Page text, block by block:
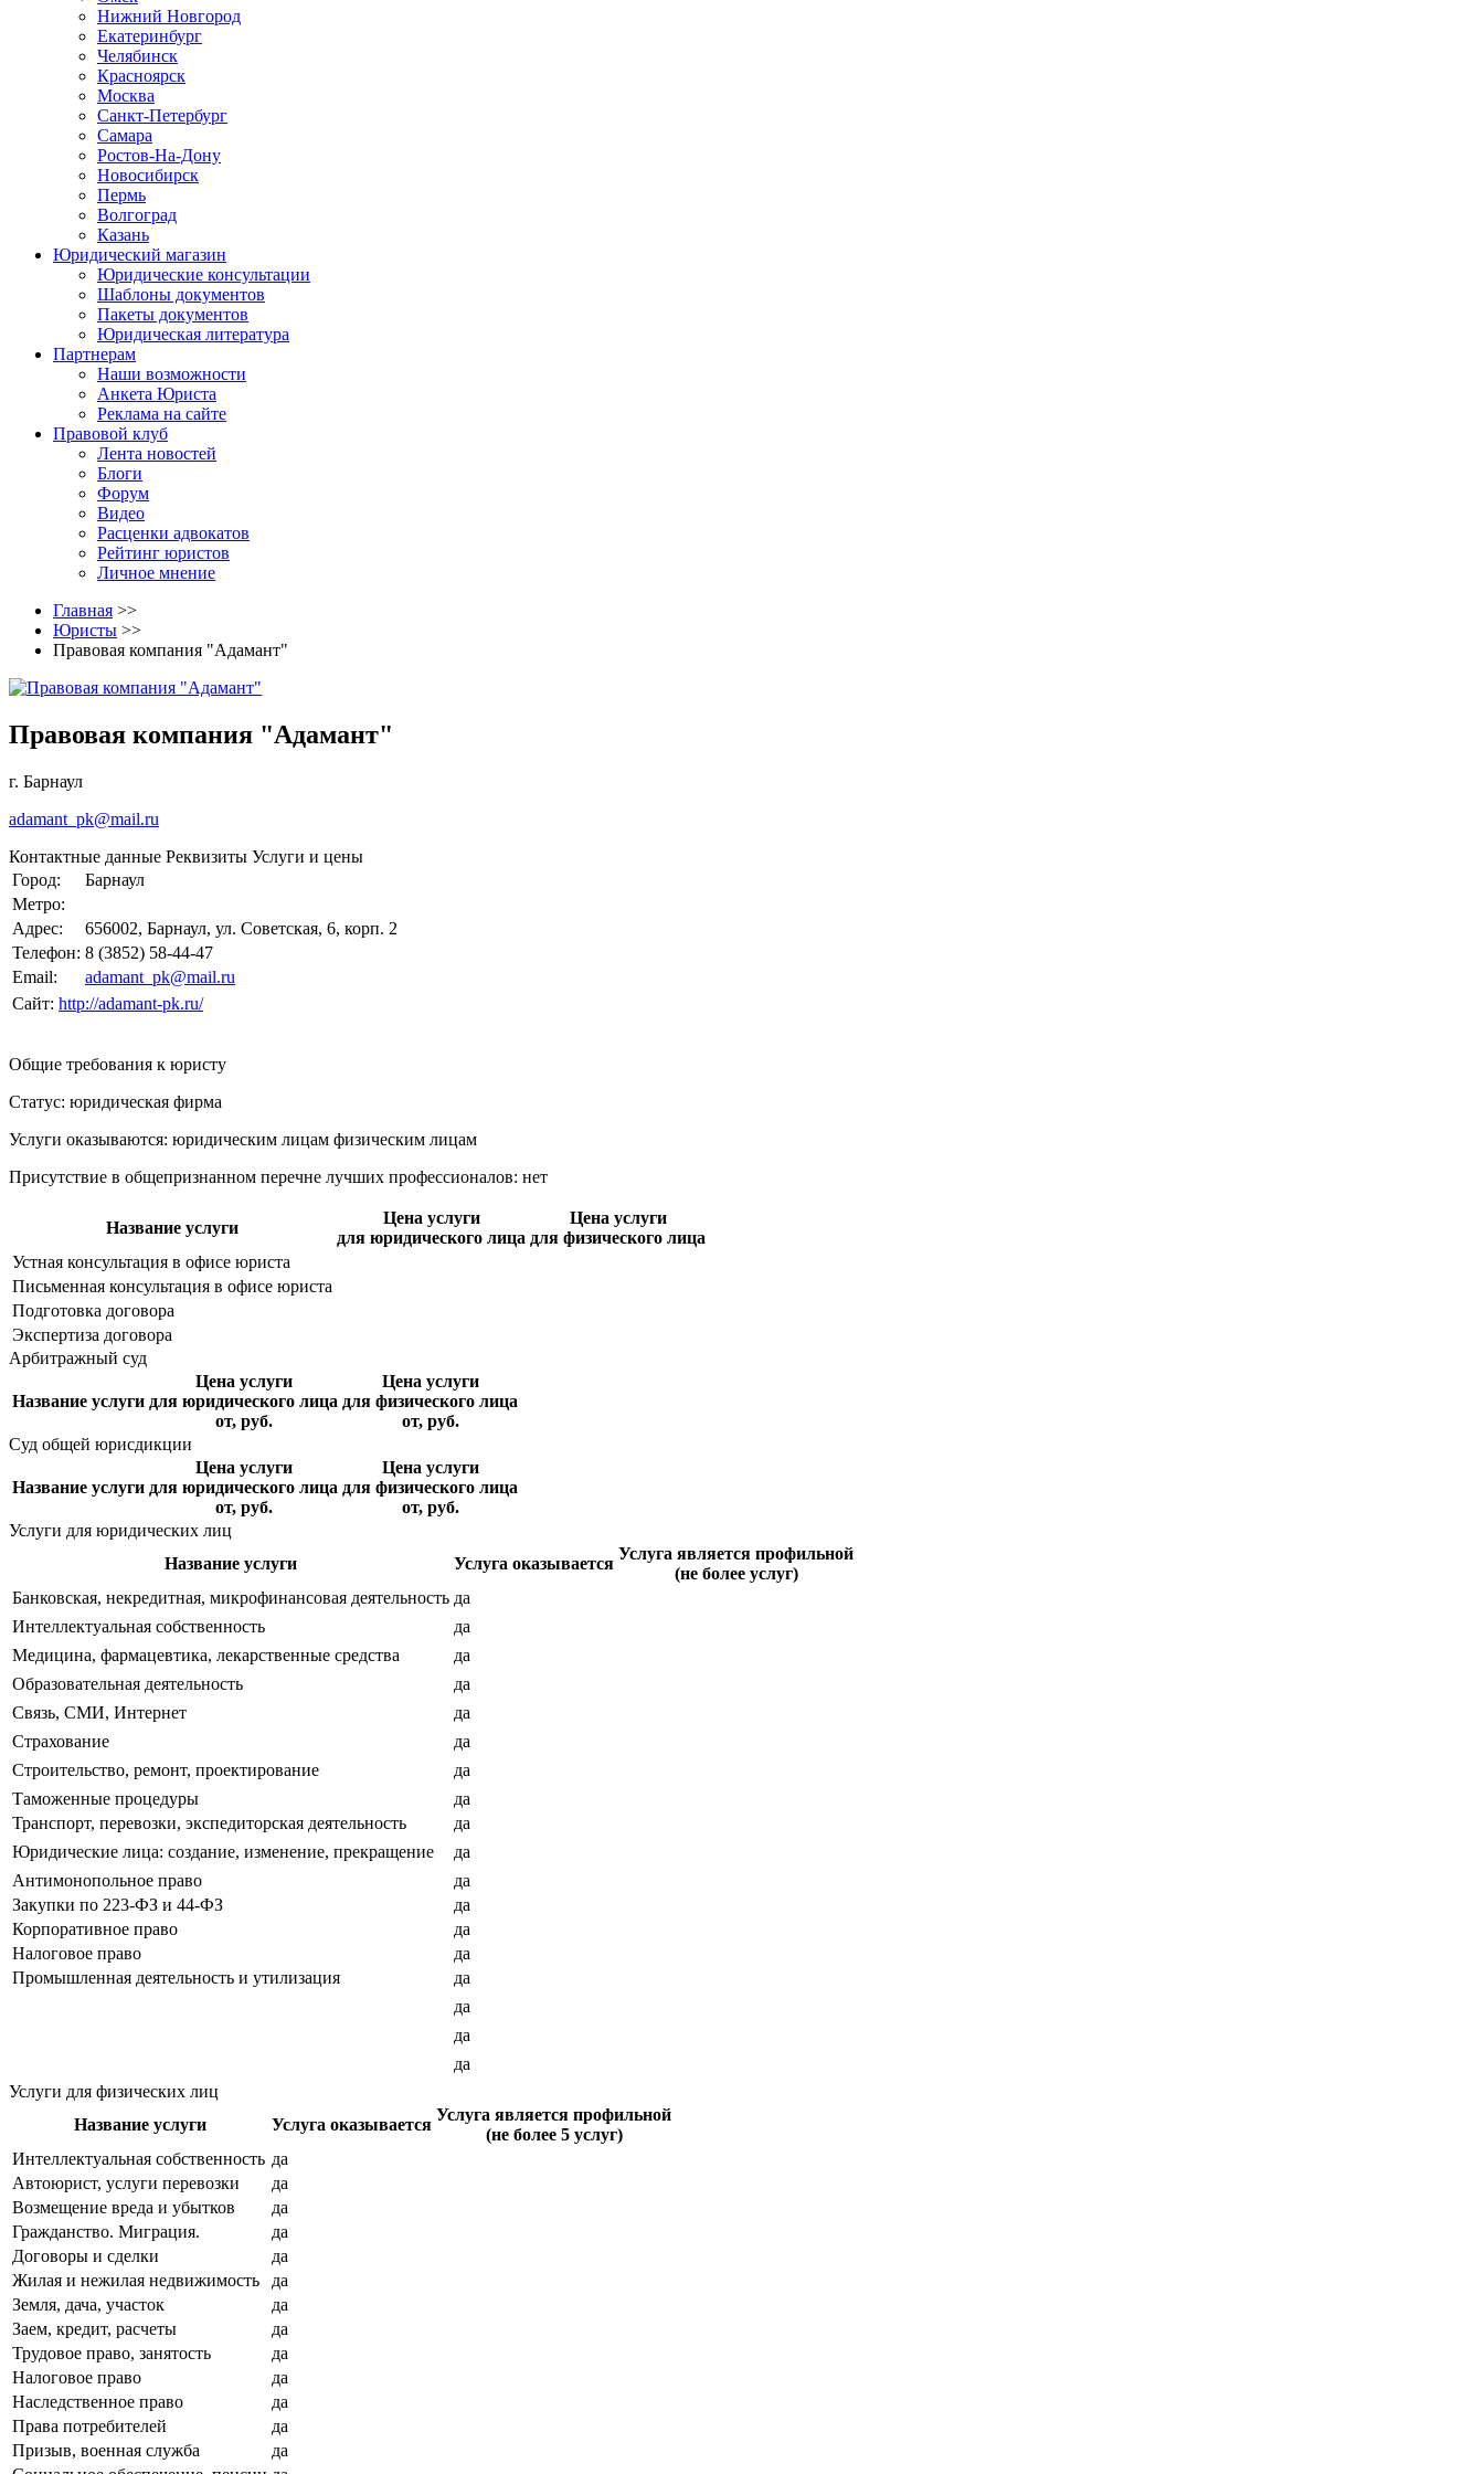
Нижний Новгород
Екатеринбург
Челябинск
Красноярск
Москва
Санкт-Петербург
Самара
Ростов-На-Дону
Новосибирск
Пермь
Волгоград
Казань
Юридический магазин
Юридические консультации
Шаблоны документов
Пакеты документов
Юридическая литература
Партнерам
Наши возможности
Анкета Юриста
Реклама на сайте
Правовой клуб
Лента новостей
Блоги
Форум
Видео
Расценки адвокатов
Рейтинг юристов
Личное мнение
Главная >>
Юристы >>
Правовая компания "Адамант"
Правовая компания "Адамант"
г. Барнаул
adamant_pk@mail.ru
Контактные данные Реквизиты Услуги и цены
Город:
Барнаул
Метро:
Адрес:
656002, Барнаул, ул. Советская, 6, корп. 2
Телефон: 8 (3852) 58-44-47
Email:
adamant_pk@mail.ru
Сайт: http://adamant-pk.ru/
Общие требования к юристу
Статус: юридическая фирма
Услуги оказываются: юридическим лицам физическим лицам
Присутствие в общепризнанном перечне лучших профессионалов: нет
Название услуги
Цена услуги
для юридического лица
Цена услуги
для физического лица
Устная консультация в офисе юриста
Письменная консультация в офисе юриста
Подготовка договора
Экспертиза договора
Арбитражный суд
Название услуги
Цена услуги
для юридического лица
от, руб.
Цена услуги
для физического лица
от, руб.
Суд общей юрисдикции
Название услуги
Цена услуги
для юридического лица
от, руб.
Цена услуги
для физического лица
от, руб.
Услуги для юридических лиц
Название услуги
Услуга оказывается
Услуга является профильной
(не более услуг)
Банковская, некредитная, микрофинансовая деятельность да
Интеллектуальная собственность
да
Медицина, фармацевтика, лекарственные средства
да
Образовательная деятельность
да
Связь, СМИ, Интернет
да
Страхование
да
Строительство, ремонт, проектирование
да
Таможенные процедуры
да
Транспорт, перевозки, экспедиторская деятельность
да
Юридические лица: создание, изменение, прекращение
да
Антимонопольное право
да
Закупки по 223-ФЗ и 44-ФЗ
да
Корпоративное право
да
Налоговое право
да
Промышленная деятельность и утилизация
да
да
да
да
Услуги для физических лиц
Название услуги
Услуга оказывается
Услуга является профильной
(не более 5 услуг)
Интеллектуальная собственность да
Автоюрист, услуги перевозки
да
Возмещение вреда и убытков
да
Гражданство. Миграция.
да
Договоры и сделки
да
Жилая и нежилая недвижимость
да
Земля, дача, участок
да
Заем, кредит, расчеты
да
Трудовое право, занятость
да
Налоговое право
да
Наследственное право
да
Права потребителей
да
Призыв, военная служба
да